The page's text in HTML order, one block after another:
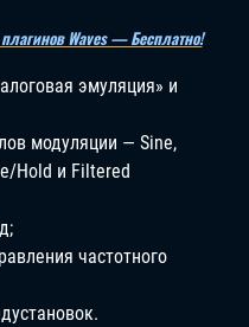
Waves — Бесплатно!
эмуляция» и
модуляции — Sine,
Hold и Filtered
частотного